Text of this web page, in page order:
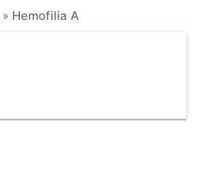
» Hemofilia A